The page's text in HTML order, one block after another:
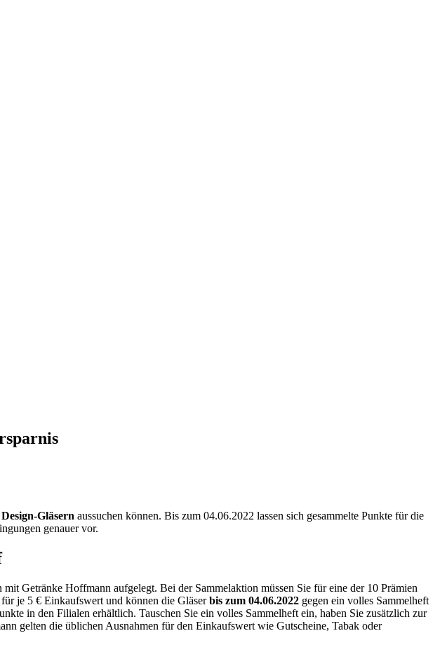
Gläsern aussuchen können. Bis zum 04.06.2022 lassen sich gesammelte Punkte für die
genauer vor.
Getränke Hoffmann aufgelegt. Bei der Sammelaktion müssen Sie für eine der 10 Prämien
je 5 € Einkaufswert und können die Gläserbis zum 04.06.2022 gegen ein volles Sammelheft
in den Filialen erhältlich. Tauschen Sie ein volles Sammelheft ein, haben Sie zusätzlich zur
gelten die üblichen Ausnahmen für den Einkaufswert wie Gutscheine, Tabak oder